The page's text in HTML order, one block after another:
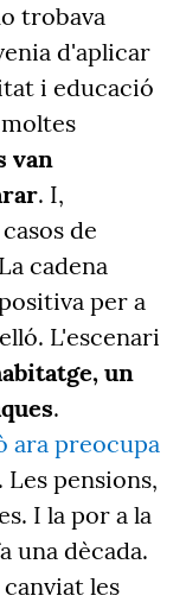
trobava
d'aplicar
i educació
van
. I,
de
cadena
per a
L'escenari
un
.
ara preocupa
pensions,
I la por a la
una dècada.
les